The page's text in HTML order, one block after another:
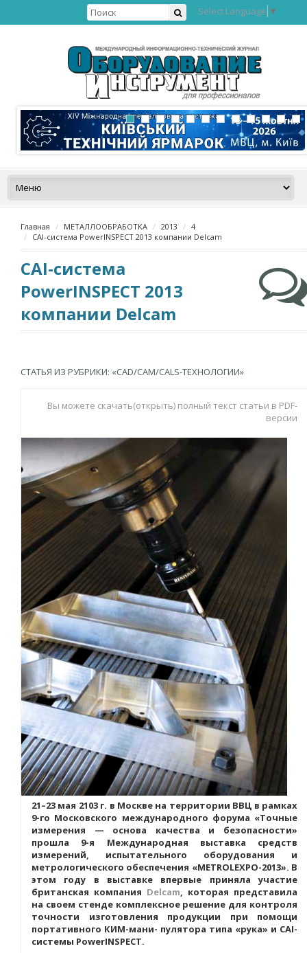
Select Language ▼
Главная МЕТАЛЛООБРАБОТКА 2013
4
CAI-система PowerINSPECT 2013 компании Delcam
CAI-система
PowerINSPECT 2013
компании Delcam
СТАТЬЯ ИЗ РУБРИКИ: «CAD/CAM/CALS-ТЕХНОЛОГИИ»
Вы можете скачать(открыть) полный текст статьи в PDF-
версии
21–23 мая 2103 г. в Москве на территории ВВЦ в рамках
9-го Московского международного форума «Точные
измерения — основа качества и безопасности»
прошла 9-я Международная выставка средств
измерений, испытательного оборудования и
метрологического обеспечения «METROLEXPO-2013». В
этом году в выставке впервые приняла участие
британская компания Delcam, которая представила
на своем стенде комплексное решение для контроля
точности изготовления продукции при помощи
портативного КИМ-мани- пулятора типа «рука» и CAI-
системы PowerINSPECT.